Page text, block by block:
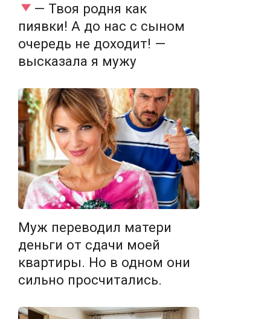
— Твоя родня как
пиявки! А до нас с сыном
очередь не доходит! —
высказала я мужу
Муж переводил матери
деньги от сдачи моей
квартиры. Но в одном они
сильно просчитались.